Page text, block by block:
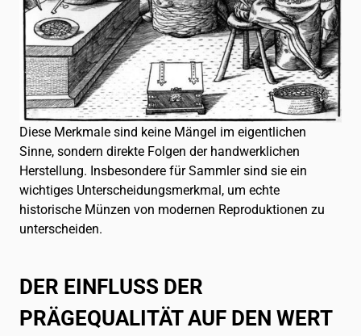
Diese Merkmale sind keine Mängel im eigentlichen
Sinne, sondern direkte Folgen der handwerklichen
Herstellung. Insbesondere für Sammler sind sie ein
wichtiges Unterscheidungsmerkmal, um echte
historische Münzen von modernen Reproduktionen zu
unterscheiden.
DER EINFLUSS DER
PRÄGEQUALITÄT AUF DEN WERT